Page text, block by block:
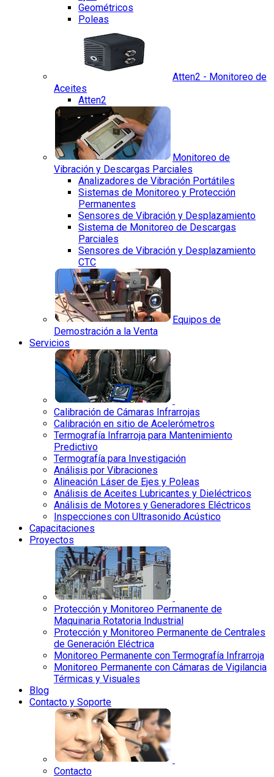
Geométricos
Poleas
Atten2 - Monitoreo de
Aceites
Atten2
Monitoreo de
Vibración y Descargas Parciales
Analizadores de Vibración Portátiles
Sistemas de Monitoreo y Protección
Permanentes
Sensores de Vibración y Desplazamiento
Sistema de Monitoreo de Descargas
Parciales
Sensores de Vibración y Desplazamiento
CTC
Equipos de
Demostración a la Venta
Servicios
Calibración de Cámaras Infrarrojas
Calibración en sitio de Acelerómetros
Termografía Infrarroja para Mantenimiento
Predictivo
Termografía para Investigación
Análisis por Vibraciones
Alineación Láser de Ejes y Poleas
Análisis de Aceites Lubricantes y Dieléctricos
Análisis de Motores y Generadores Eléctricos
Inspecciones con Ultrasonido Acústico
Capacitaciones
Proyectos
Protección y Monitoreo Permanente de
Maquinaria Rotatoria Industrial
Protección y Monitoreo Permanente de Centrales
de Generación Eléctrica
Monitoreo Permanente con Termografía Infrarroja
Monitoreo Permanente con Cámaras de Vigilancia
Térmicas y Visuales
Blog
Contacto y Soporte
Contacto